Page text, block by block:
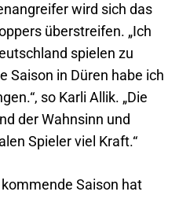
wird sich das
überstreifen. „Ich
spielen zu
Saison in Düren habe ich
so Karli Allik. „Die
der Wahnsinn und
Spieler viel Kraft.“
Saison hat